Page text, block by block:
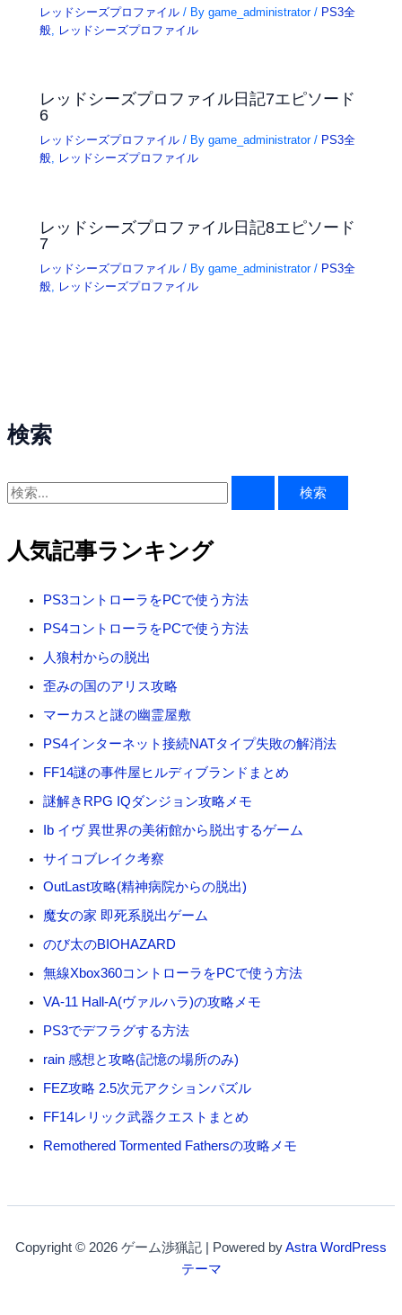
検索
検
対
象
人気記事ランキング
PS3コントローラをPCで使う方法
PS4コントローラをPCで使う方法
人狼村からの脱出
歪みの国のアリス攻略
マーカスと謎の幽霊屋敷
PS4インターネット接続NATタイプ失敗の解消法
FF14謎の事件屋ヒルディブランドまとめ
謎解きRPG IQダンジョン攻略メモ
Ib イヴ 異世界の美術館から脱出するゲーム
サイコブレイク考察
OutLast攻略(精神病院からの脱出)
魔女の家 即死系脱出ゲーム
のび太のBIOHAZARD
無線Xbox360コントローラをPCで使う方法
VA-11 Hall-A(ヴァルハラ)の攻略メモ
PS3でデフラグする方法
rain 感想と攻略(記憶の場所のみ)
FEZ攻略 2.5次元アクションパズル
FF14レリック武器クエストまとめ
Remothered Tormented Fathersの攻略メモ
レッドシーズプロファイル / Bygame_administrator/ PS3全
般
レッドシーズプロファイル
レッドシーズプロファイル日記7エピソード
6
レッドシーズプロファイル / Bygame_administrator/ PS3全
般, レッドシーズプロファイル
レッドシーズプロファイル日記8エピソード
7
レッドシーズプロファイル / Bygame_administrator/ PS3全
般, レッドシーズプロファイル
Copyright © 2026 ゲーム渉猟記 | Powered byAstra WordPress
テーマ